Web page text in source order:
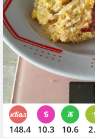
148.4 10.3 10.6